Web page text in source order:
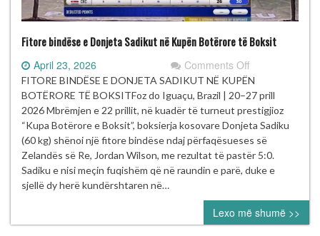
Fitore bindëse e Donjeta Sadikut në Kupën Botërore të Boksit
April 23, 2026 Comments Offon
Fitore
bindëse
e
Donjeta
Sadikut
në
Kupën
të
Boksit
FITORE BINDËSE E DONJETA SADIKUT NË KUPËN
BOTËRORE TË BOKSITFoz do Iguaçu, Brazil | 20–27 prill
2026 Mbrëmjen e 22 prillit, në kuadër të turneut prestigjioz
“Kupa Botërore e Boksit”, boksierja kosovare Donjeta Sadiku
(60 kg) shënoi një fitore bindëse ndaj përfaqësueses së
Zelandës së Re, Jordan Wilson, me rezultat të pastër 5:0.
Sadiku e nisi meçin fuqishëm që në raundin e parë, duke e
sjellë dy herë kundërshtaren në…
Lexo më shumë >>